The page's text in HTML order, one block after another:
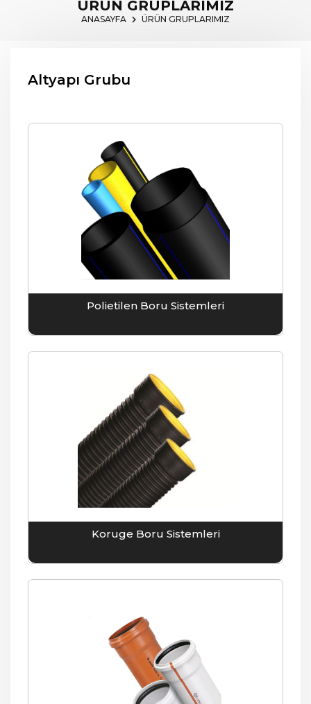
ÜRÜN GRUPLARIMIZ
ANASAYFA ÜRÜN GRUPLARIMIZ
Altyapı Grubu
Polietilen Boru Sistemleri
Koruge Boru Sistemleri